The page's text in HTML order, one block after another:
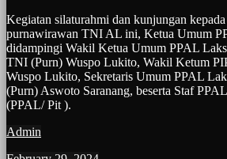
Kegiatan silaturahmi dan kunjungan kepada
purnawirawan TNI AL ini, Ketua Umum
didampingi Wakil Ketua Umum PPAL
TNI (Purn) Wuspo Lukito, Wakil Ketum
Wuspo Lukito, Sekretaris Umum PPAL
(Purn) Aswoto Saranang, beserta Staf
(PPAL/ Pit ).
Admin